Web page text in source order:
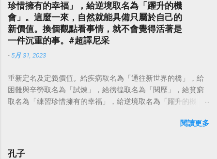
珍惜擁有的幸福」，給逆境取名為「躍升的機
會」。這麼一來，自然就能具備只屬於自己的
新價值。換個觀點看事情，就不會覺得活著是
一件沉重的事。#超譯尼采
- 5月 31, 2023
重新定名及定義價值。給疾病取名為「通往新世界的橋」，給
困難與辛勞取名為「試煉」，給徬徨取名為「閱歷」，給貧窮
取名為「練習珍惜擁有的幸福」，給逆境取名為「躍升的機
點看事情，就不會覺得活著是一件沉重的事。#超譯尼采 — 中
華名言 - Chinese Quotes (@chinese_quotes) May 23, 2023
閱讀更多
孔子